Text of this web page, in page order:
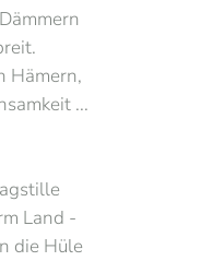
Hämern,
...
Land -
die Hüle